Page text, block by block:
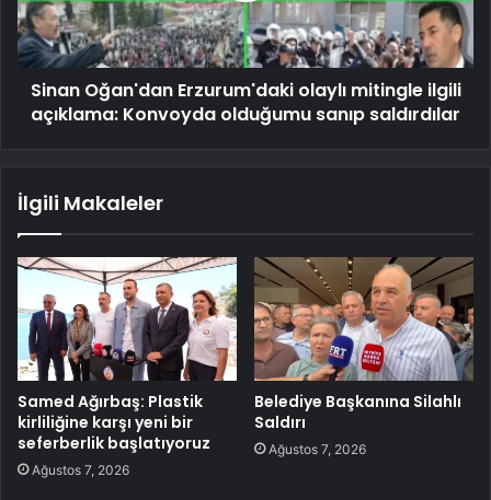
Sinan Oğan'dan Erzurum'daki olaylı mitingle ilgili
açıklama: Konvoyda olduğumu sanıp saldırdılar
İlgili Makaleler
Samed Ağırbaş: Plastik
kirliliğine karşı yeni bir
seferberlik başlatıyoruz
Ağustos 7, 2026
Belediye Başkanına Silahlı
Saldırı
Ağustos 7, 2026